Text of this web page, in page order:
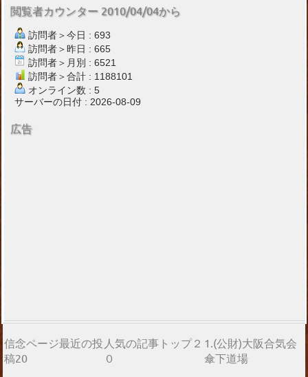
閲覧者カウンター 2010/04/04から
訪問者＞今日 : 693
訪問者＞昨日 : 665
訪問者＞月別 : 6521
訪問者＞合計 : 1188101
オンライン数 : 5
サーバーの日付 : 2026-08-09
広告
信念ページ最近の投
稿20
人気の記事トップ２
０
1.(公財)大阪合気会
傘下道場